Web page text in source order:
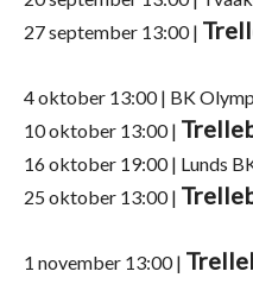
27 september 13:00 |
4 oktober 13:00 | BK
10 oktober 13:00 |
16 oktober 19:00 | Lunds
25 oktober 13:00 |
1 november 13:00 |